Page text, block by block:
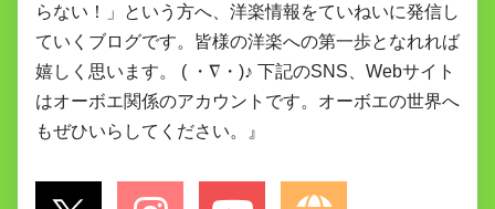
らない！」という方へ、洋楽情報をていねいに発信し
ていくブログです。皆様の洋楽への第一歩となれれば
嬉しく思います。 ( ・∇・)♪ 下記のSNS、Webサイト
はオーボエ関係のアカウントです。オーボエの世界へ
もぜひいらしてください。』